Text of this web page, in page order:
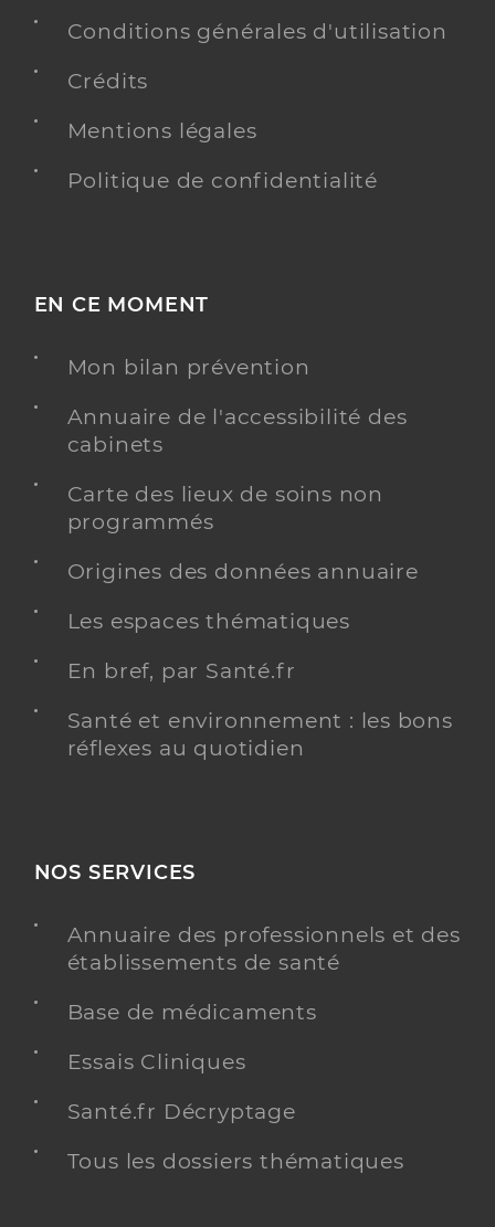
Conditions générales d'utilisation
Crédits
Mentions légales
Politique de confidentialité
EN CE MOMENT
Mon bilan prévention
Annuaire de l'accessibilité des
cabinets
Carte des lieux de soins non
programmés
Origines des données annuaire
Les espaces thématiques
En bref, par Santé.fr
Santé et environnement : les bons
réflexes au quotidien
NOS SERVICES
Annuaire des professionnels et des
établissements de santé
Base de médicaments
Essais Cliniques
Santé.fr Décryptage
Tous les dossiers thématiques